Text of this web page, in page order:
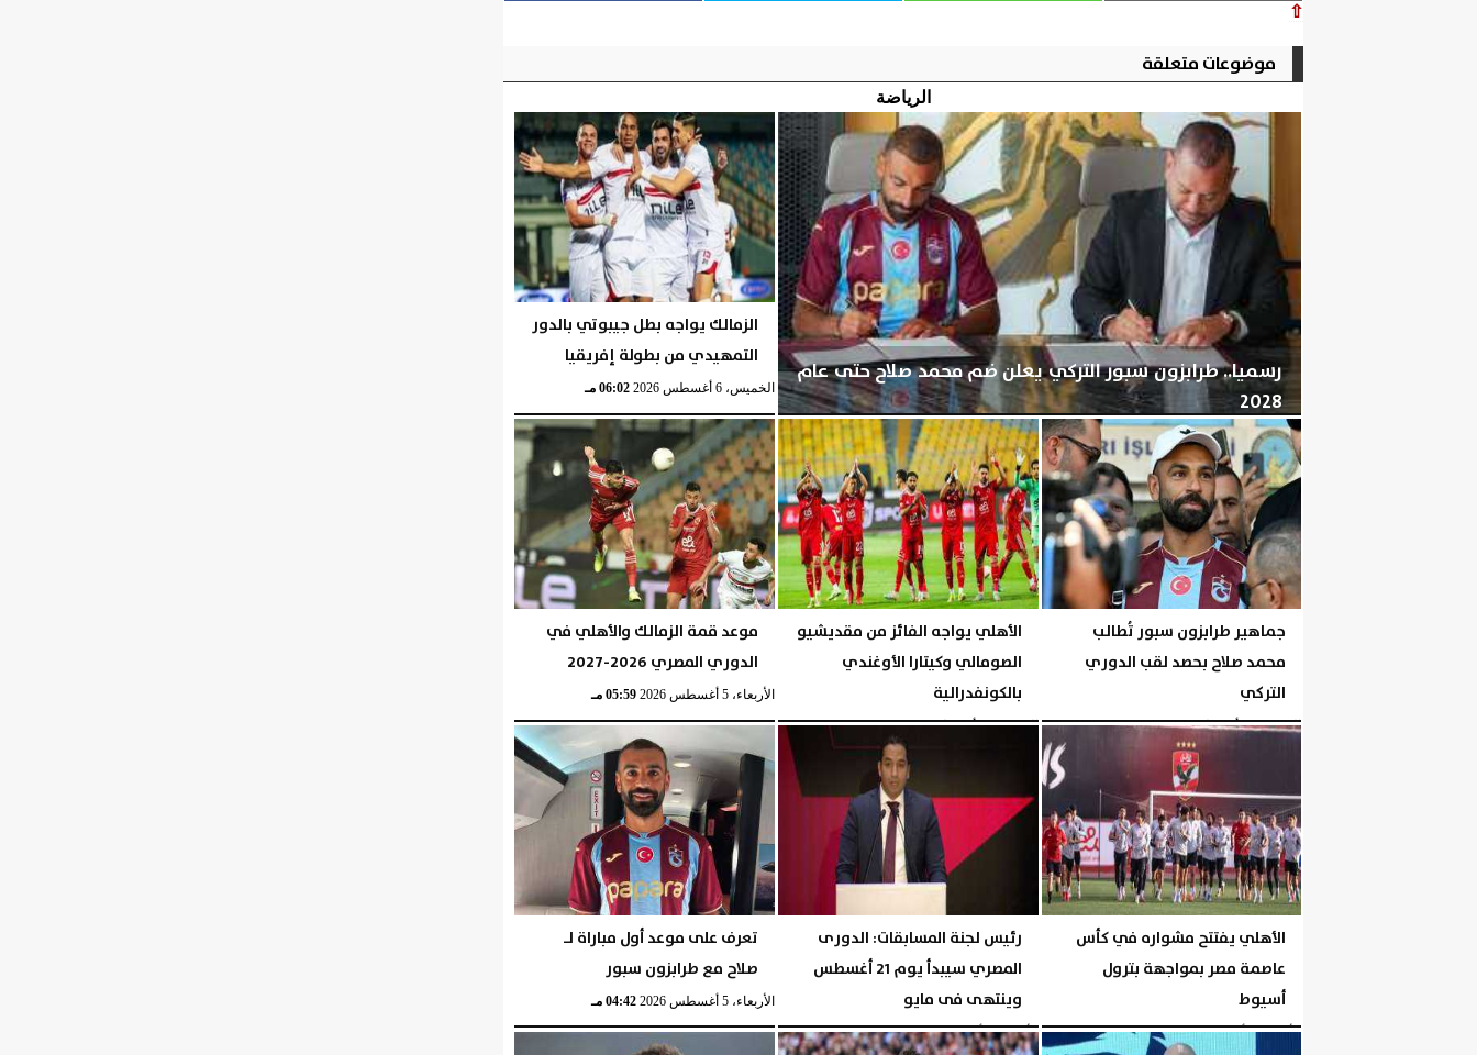
⇧
موضوعات متعلقة
الرياضة
رسميا.. طرابزون سبور التركي يعلن ضم محمد صلاح حتى عام
2028
الخميس، 6 أغسطس 2026 06:04 مـ
الزمالك يواجه بطل جيبوتي بالدور
التمهيدي من بطولة إفريقيا
الخميس، 6 أغسطس 2026 06:02 مـ
جماهير طرابزون سبور تُطالب
محمد صلاح بحصد لقب الدوري
التركي
الخميس، 6 أغسطس 2026 06:00 مـ
الأهلي يواجه الفائز من مقديشيو
الصومالي وكيتارا الأوغندي
بالكونفدرالية
الخميس، 6 أغسطس 2026 05:57 مـ
موعد قمة الزمالك والأهلي في
الدوري المصري 2026-2027
الأربعاء، 5 أغسطس 2026 05:59 مـ
الأهلي يفتتح مشواره في كأس
عاصمة مصر بمواجهة بترول
أسيوط
الأربعاء، 5 أغسطس 2026 05:30 مـ
رئيس لجنة المسابقات: الدورى
المصري سيبدأ يوم 21 أغسطس
وينتهى فى مايو
الأربعاء، 5 أغسطس 2026 05:29 مـ
تعرف على موعد أول مباراة لـ
صلاح مع طرابزون سبور
الأربعاء، 5 أغسطس 2026 04:42 مـ